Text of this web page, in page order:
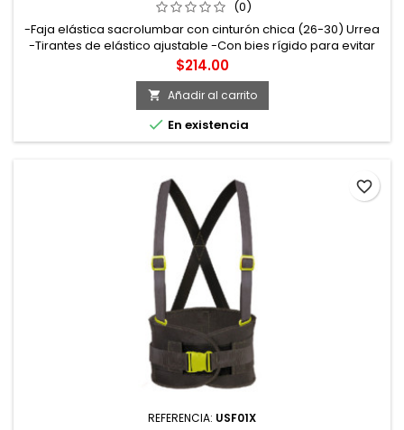
(0)
-Faja elástica sacrolumbar con cinturón chica (26-30) Urrea
-Tirantes de elástico ajustable -Con bies rígido para evitar
cualquier deformación en el producto -Cinturón rígido
reforzado -Banda elástica de ajuste. Sistema de sujeción
con Velcro® -Fabricada con resistentes varillas flexibles que
brindan soporte en la región sacrolumbar y ajuste en el
abdomen...
Precio
$214.00
 Añadir al carrito
 En existencia
REFERENCIA: USF01X
favorite_border